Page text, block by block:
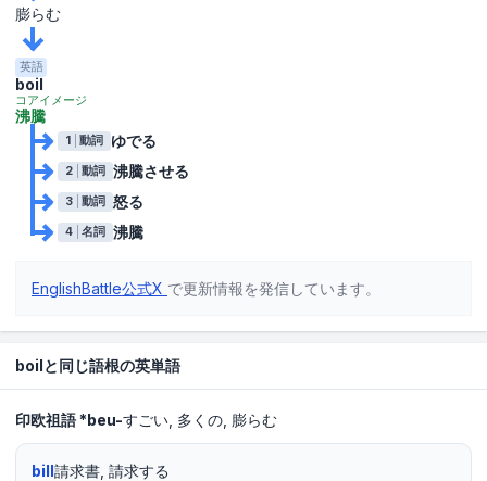
膨らむ
英語
boil
コアイメージ
沸騰
1 動詞 ゆでる
2 動詞 沸騰させる
3 動詞 怒る
4 名詞 沸騰
EnglishBattle公式X で更新情報を発信しています。
boilと同じ語根の英単語
印欧祖語*beu-すごい 多くの 膨らむ
bill請求書, 請求する